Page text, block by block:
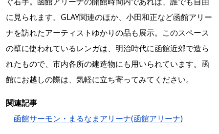
に見られます。GLAY関連のほか、小田和正など函館アリー
ナを訪れたアーティストゆかりの品も展示。このスペース
の壁に使われているレンガは、明治時代に函館近郊で造ら
れたもので、市内各所の建造物にも用いられています。函
館にお越しの際は、気軽に立ち寄ってみてください。
関連記事
函館サーモン・まるなまアリーナ(函館アリーナ)